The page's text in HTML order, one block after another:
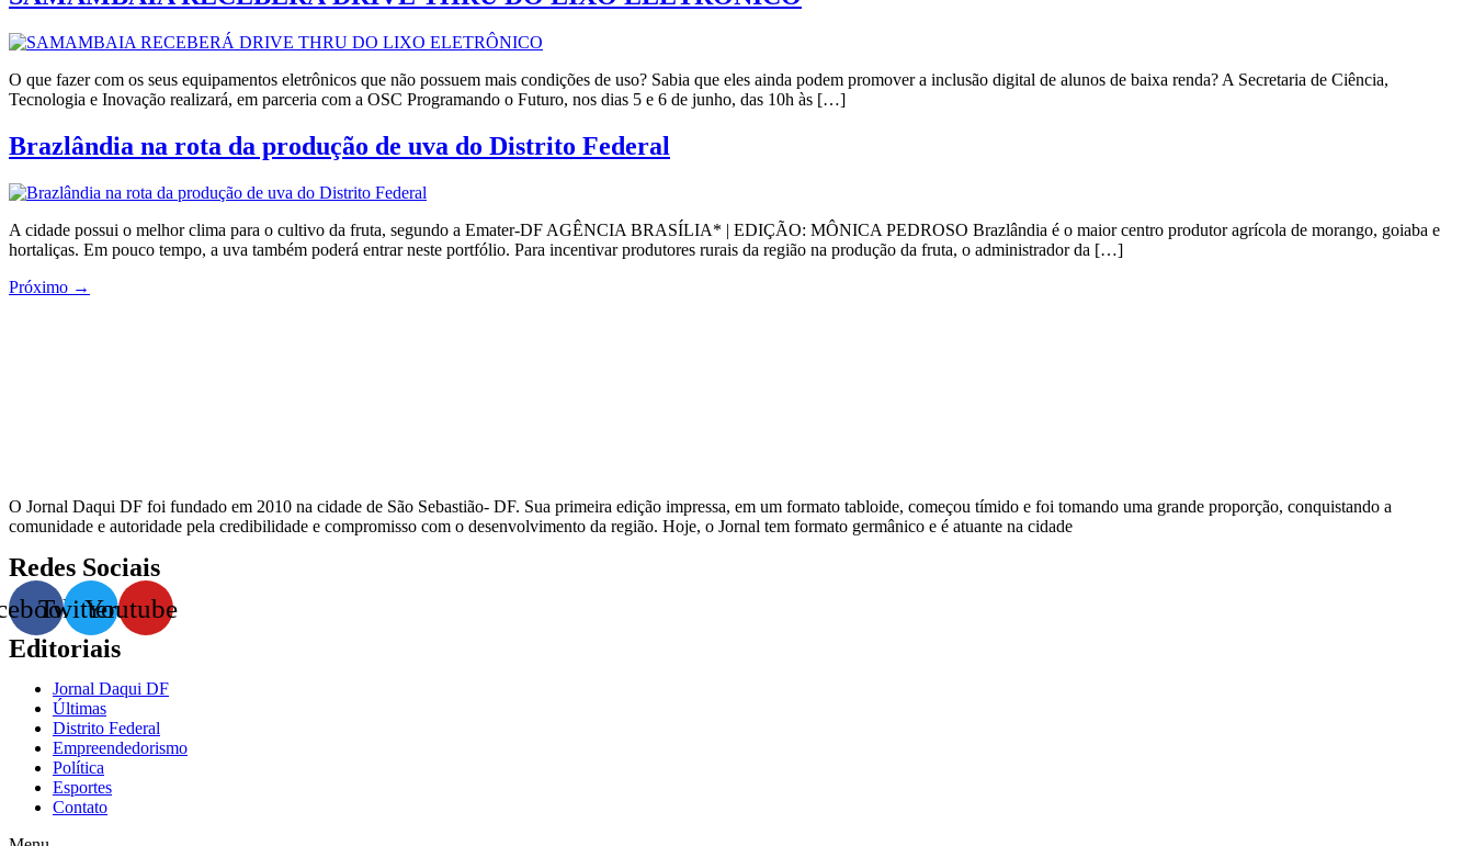
O que fazer com os seus equipamentos eletrônicos que não possuem mais condições de uso? Sabia que eles ainda podem promover a inclusão digital de alunos de baixa renda? A Secretaria de Ciência,
Tecnologia e Inovação realizará, em parceria com a OSC Programando o Futuro, nos dias 5 e 6 de junho, das 10h às […]
Brazlândia na rota da produção de uva do Distrito Federal
A cidade possui o melhor clima para o cultivo da fruta, segundo a Emater-DF AGÊNCIA BRASÍLIA* | EDIÇÃO: MÔNICA PEDROSO Brazlândia é o maior centro produtor agrícola de morango, goiaba e
hortaliças. Em pouco tempo, a uva também poderá entrar neste portfólio. Para incentivar produtores rurais da região na produção da fruta, o administrador da […]
Próximo →
O Jornal Daqui DF foi fundado em 2010 na cidade de São Sebastião- DF. Sua primeira edição impressa, em um formato tabloide, começou tímido e foi tomando uma grande proporção, conquistando a
comunidade e autoridade pela credibilidade e compromisso com o desenvolvimento da região. Hoje, o Jornal tem formato germânico e é atuante na cidade
Redes Sociais
TwitterYoutube
Editoriais
Jornal Daqui DF
Últimas
Distrito Federal
Empreendedorismo
Política
Esportes
Contato